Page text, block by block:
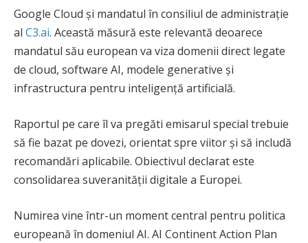
Google Cloud și mandatul în consiliul de administrație
al C3.ai. Această măsură este relevantă deoarece
mandatul său european va viza domenii direct legate
de cloud, software AI, modele generative și
infrastructura pentru inteligență artificială.
Raportul pe care îl va pregăti emisarul special trebuie
să fie bazat pe dovezi, orientat spre viitor și să includă
recomandări aplicabile. Obiectivul declarat este
consolidarea suveranității digitale a Europei.
Numirea vine într-un moment central pentru politica
europeană în domeniul AI. AI Continent Action Plan